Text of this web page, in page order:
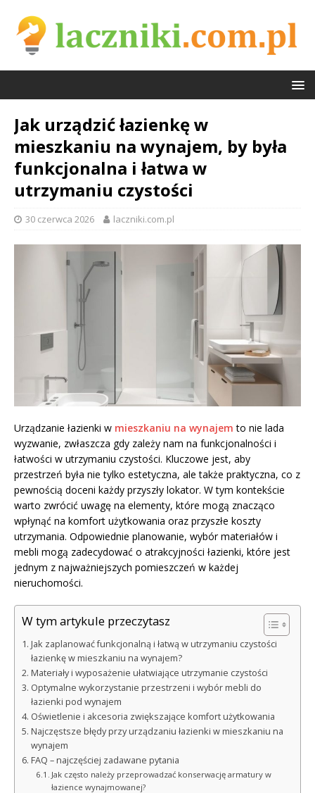
Jak urządzić łazienkę w
mieszkaniu na wynajem, by była
funkcjonalna i łatwa w
utrzymaniu czystości
30 czerwca 2026 laczniki.com.pl
Urządzanie łazienki w mieszkaniu na wynajem to nie lada
wyzwanie, zwłaszcza gdy zależy nam na funkcjonalności i
łatwości w utrzymaniu czystości. Kluczowe jest, aby
przestrzeń była nie tylko estetyczna, ale także praktyczna, co z
pewnością doceni każdy przyszły lokator. W tym kontekście
warto zwrócić uwagę na elementy, które mogą znacząco
wpłynąć na komfort użytkowania oraz przyszłe koszty
utrzymania. Odpowiednie planowanie, wybór materiałów i
mebli mogą zadecydować o atrakcyjności łazienki, które jest
jednym z najważniejszych pomieszczeń w każdej
nieruchomości.
W tym artykule przeczytasz
Jak zaplanować funkcjonalną i łatwą w utrzymaniu czystości
łazienkę w mieszkaniu na wynajem?
Materiały i wyposażenie ułatwiające utrzymanie czystości
Optymalne wykorzystanie przestrzeni i wybór mebli do
łazienki pod wynajem
Oświetlenie i akcesoria zwiększające komfort użytkowania
Najczęstsze błędy przy urządzaniu łazienki w mieszkaniu na
wynajem
FAQ – najczęściej zadawane pytania
Jak często należy przeprowadzać konserwację armatury w
łazience wynajmowanej?